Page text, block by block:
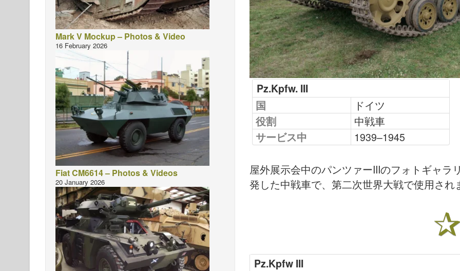
Pz.Kpfw. III
国
ドイツ
役割
中戦車
サービス中
1939–1945
屋外展示会中のパンツァーIIIのフォトギャラ
発した中戦車で、第二次世界大戦で使用され
Pz.Kpfw III
Mark V Mockup – Photos & Video
16 February 2026
Fiat CM6614 – Photos & Videos
20 January 2026